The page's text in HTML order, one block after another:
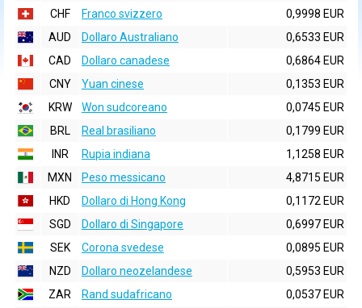
CHF
Franco svizzero
0,9998 EUR
AUD
Dollaro Australiano
0,6533 EUR
CAD
Dollaro canadese
0,6864 EUR
CNY
Yuan cinese
0,1353 EUR
KRW
Won sudcoreano
0,0745 EUR
BRL
Real brasiliano
0,1799 EUR
INR
Rupia indiana
1,1258 EUR
MXN
Peso messicano
4,8715 EUR
HKD
Dollaro di Hong Kong
0,1172 EUR
SGD
Dollaro di Singapore
0,6997 EUR
SEK
Corona svedese
0,0895 EUR
NZD
Dollaro neozelandese
0,5953 EUR
ZAR
Rand sudafricano
0,0537 EUR